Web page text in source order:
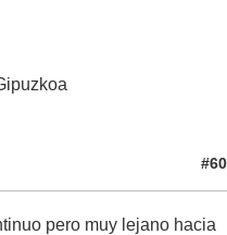
#60
pero muy lejano hacia